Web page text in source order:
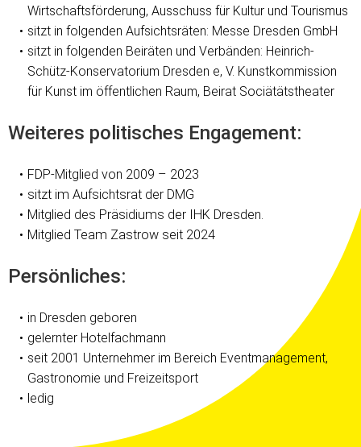
Wirtschaftsförderung, Ausschuss für Kultur und Tourismus
sitzt in folgenden Aufsichtsräten: Messe Dresden GmbH
sitzt in folgenden Beiräten und Verbänden: Heinrich-
Schütz-Konservatorium Dresden e, V. Kunstkommission
für Kunst im öffentlichen Raum, Beirat Sociätätstheater
Weiteres politisches Engagement:
FDP-Mitglied von 2009 – 2023
sitzt im Aufsichtsrat der DMG
Mitglied des Präsidiums der IHK Dresden.
Mitglied Team Zastrow seit 2024
Persönliches:
in Dresden geboren
gelernter Hotelfachmann
seit 2001 Unternehmer im Bereich Eventmanagement,
Gastronomie und Freizeitsport
ledig